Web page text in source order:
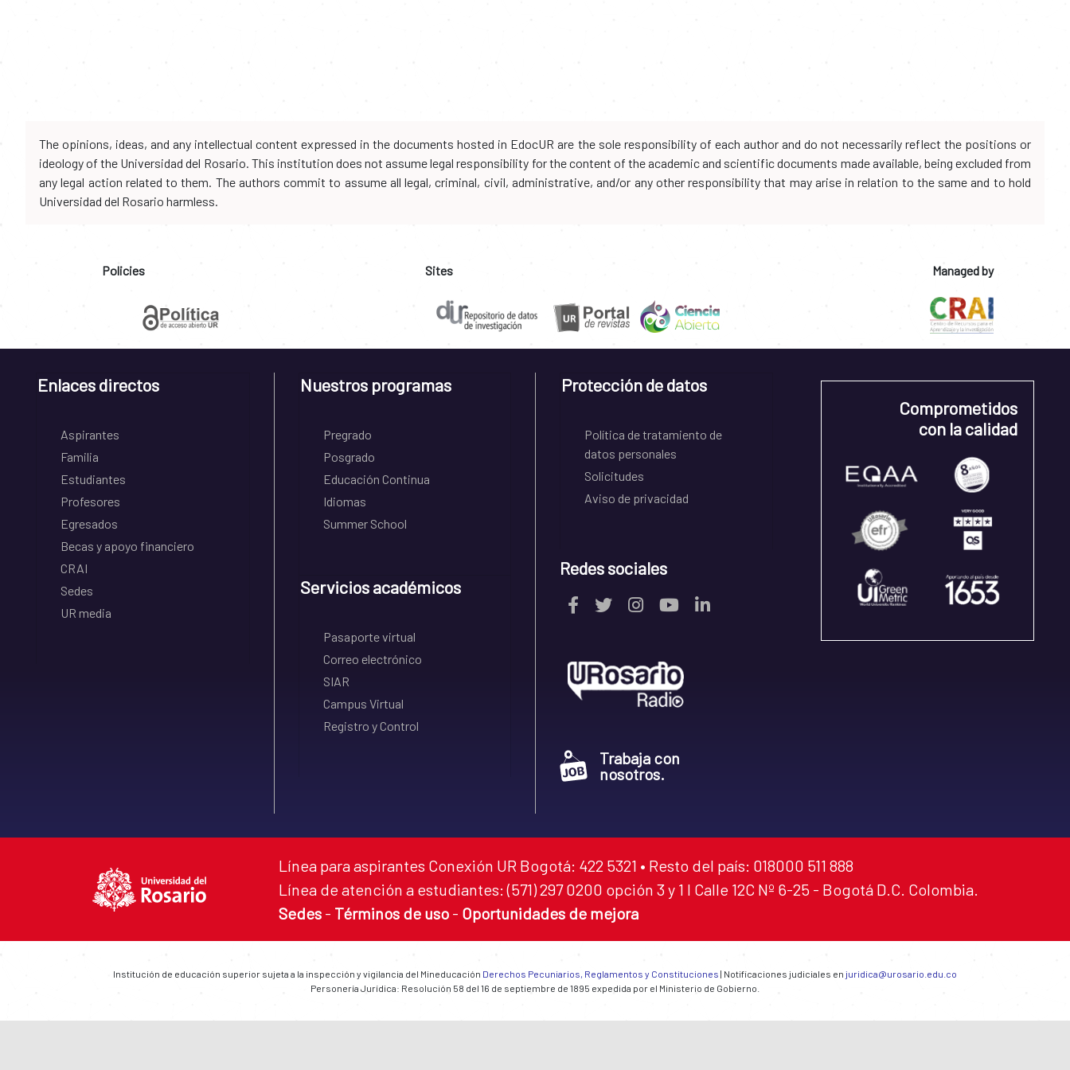
The opinions, ideas, and any intellectual content expressed in the documents hosted in EdocUR are the sole responsibility of each author and do not necessarily reflect the positions or
ideology of the Universidad del Rosario. This institution does not assume legal responsibility for the content of the academic and scientific documents made available, being excluded from
any legal action related to them. The authors commit to assume all legal, criminal, civil, administrative, and/or any other responsibility that may arise in relation to the same and to hold
Universidad del Rosario harmless.
Policies Sites Managed by
Enlaces directos
Aspirantes
Familia
Estudiantes
Profesores
Egresados
Becas y apoyo financiero
CRAI
Sedes
UR media
Nuestros programas
Pregrado
Posgrado
Educación Continua
Idiomas
Summer School
Servicios académicos
Pasaporte virtual
Correo electrónico
SIAR
Campus Virtual
Registro y Control
Protección de datos
Política de tratamiento de
datos personales
Solicitudes
Aviso de privacidad
Redes sociales
Trabaja con
nosotros.
Comprometidos
con la calidad
Línea para aspirantes Conexión UR Bogotá: 422 5321 • Resto del país: 018000 511 888
Línea de atención a estudiantes: (571) 297 0200 opción 3 y 1 I Calle 12C Nº 6-25 - Bogotá D.C. Colombia.
Sedes - Términos de uso - Oportunidades de mejora
Institución de educación superior sujeta a la inspección y vigilancia del Mineducación Derechos Pecuniarios, Reglamentos y Constituciones | Notificaciones judiciales en juridica@urosario.edu.co
Personería Jurídica: Resolución 58 del 16 de septiembre de 1895 expedida por el Ministerio de Gobierno.